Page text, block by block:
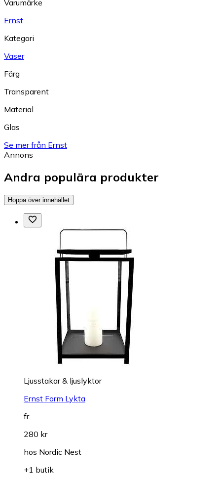
Varumärke
Ernst
Kategori
Vaser
Färg
Transparent
Material
Glas
Se mer från Ernst
Annons
Andra populära produkter
Hoppa över innehållet
Ljusstakar & ljuslyktor
Ernst Form Lykta
fr.
280 kr
hos Nordic Nest
+1 butik